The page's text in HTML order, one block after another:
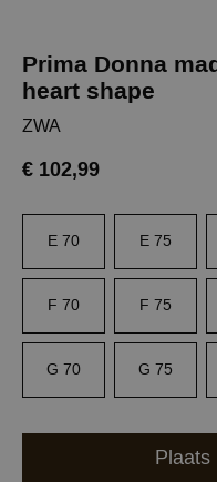
Prima Donna
heart shape
ZWA
€ 102,99
E 70 E 75
F 70 F 75
G 70 G 75
Plaats